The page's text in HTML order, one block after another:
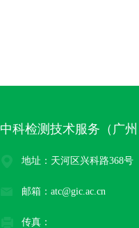
中科检测技术服务（广
地址：天河区兴科路368号
邮箱：atc@gic.ac.cn
传真：